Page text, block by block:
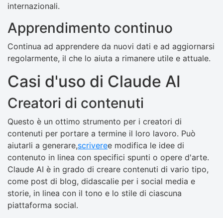
internazionali.
Apprendimento continuo
Continua ad apprendere da nuovi dati e ad aggiornarsi
regolarmente, il che lo aiuta a rimanere utile e attuale.
Casi d'uso di Claude AI
Creatori di contenuti
Questo è un ottimo strumento per i creatori di
contenuti per portare a termine il loro lavoro. Può
aiutarli a generare,scriveree modifica le idee di
contenuto in linea con specifici spunti o opere d'arte.
Claude AI è in grado di creare contenuti di vario tipo,
come post di blog, didascalie per i social media e
storie, in linea con il tono e lo stile di ciascuna
piattaforma social.